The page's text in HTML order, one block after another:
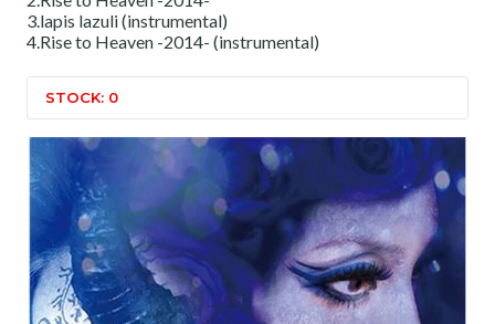
3.lapis lazuli (instrumental)
4.Rise to Heaven -2014- (instrumental)
STOCK: 0